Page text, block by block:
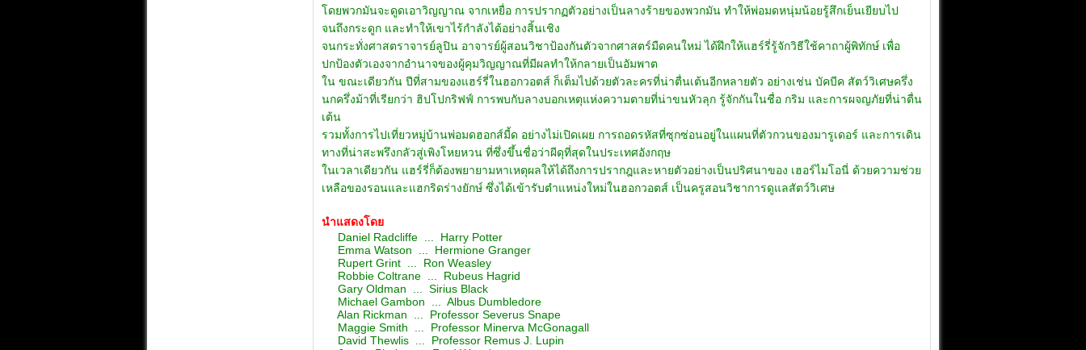
โดยพวกมันจะดูดเอาวิญญาณ จากเหยื่อ การปรากฏตัวอย่างเป็นลางร้ายของพวกมัน ทำให้พ่อมดหนุ่มน้อยรู้สึกเย็นเยียบไป
จนถึงกระดูก และทำให้เขาไร้กำลังได้อย่างสิ้นเชิง
จนกระทั่งศาสตราจารย์ลูปิน อาจารย์ผู้สอนวิชาป้องกันตัวจากศาสตร์มืดคนใหม่ ได้ฝึกให้แฮร์รี่รู้จักวิธีใช้คาถาผู้พิทักษ์ เพื่อ
ปกป้องตัวเองจากอำนาจของผู้คุมวิญญาณที่มีผลทำให้กลายเป็นอัมพาต
ใน ขณะเดียวกัน ปีที่สามของแฮร์รี่ในฮอกวอตส์ ก็เต็มไปด้วยตัวละครที่น่าตื่นเต้นอีกหลายตัว อย่างเช่น บัคบีค สัตว์วิเศษครึ่ง
นกครึ่งม้าที่เรียกว่า ฮิปโปกริฟฟ์ การพบกับลางบอกเหตุแห่งความตายที่น่าขนหัวลุก รู้จักกันในชื่อ กริม และการผจญภัยที่น่าตื่น
เต้น
รวมทั้งการไปเที่ยวหมู่บ้านพ่อมดฮอกส์มี้ด อย่างไม่เปิดเผย การถอดรหัสที่ซุกซ่อนอยู่ในแผนที่ตัวกวนของมารูเดอร์ และการเดิน
ทางที่น่าสะพรึงกลัวสู่เพิงโหยหวน ที่ซึ่งขึ้นชื่อว่าผีดุที่สุดในประเทศอังกฤษ
ในเวลาเดียวกัน แฮร์รี่ก็ต้องพยายามหาเหตุผลให้ได้ถึงการปรากฎและหายตัวอย่างเป็นปริศนาของ เฮอร์ไมโอนี่ ด้วยความช่วย
เหลือของรอนและแฮกริดร่างยักษ์ ซึ่งได้เข้ารับตำแหน่งใหม่ในฮอกวอตส์ เป็นครูสอนวิชาการดูแลสัตว์วิเศษ
นำแสดงโดย
Daniel Radcliffe ... Harry Potter
Emma Watson ... Hermione Granger
Rupert Grint ... Ron Weasley
Robbie Coltrane ... Rubeus Hagrid
Gary Oldman ... Sirius Black
Michael Gambon ... Albus Dumbledore
Alan Rickman ... Professor Severus Snape
Maggie Smith ... Professor Minerva McGonagall
David Thewlis ... Professor Remus J. Lupin